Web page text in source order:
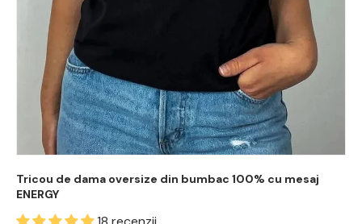
Tricou de dama oversize din bumbac 100% cu mesaj
ENERGY